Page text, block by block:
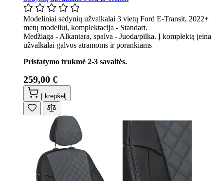
Modeliniai sėdynių užvalkalai 3 vietų Ford E-Transit, 2022+
metų modeliui, komplektacija - Standart.
Medžiaga - Alkantara, spalva - Juoda/pilka. Į komplektą įeina
užvalkalai galvos atramoms ir porankiams
Pristatymo trukmė 2-3 savaitės.
259,00 €
Į krepšelį